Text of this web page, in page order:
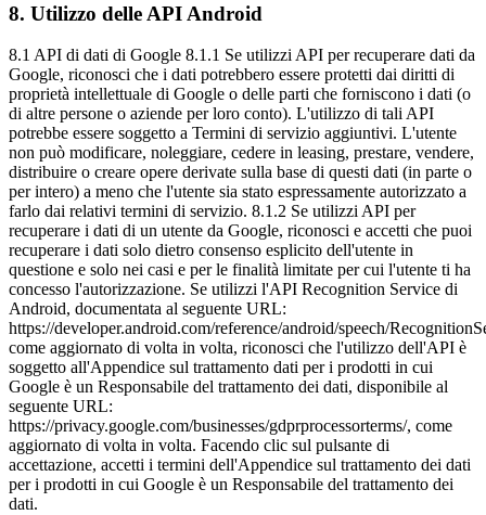
8. Utilizzo delle API Android
8.1 API di dati di Google 8.1.1 Se utilizzi API per recuperare dati da
Google, riconosci che i dati potrebbero essere protetti dai diritti di
proprietà intellettuale di Google o delle parti che forniscono i dati (o
di altre persone o aziende per loro conto). L'utilizzo di tali API
potrebbe essere soggetto a Termini di servizio aggiuntivi. L'utente
non può modificare, noleggiare, cedere in leasing, prestare, vendere,
distribuire o creare opere derivate sulla base di questi dati (in parte o
per intero) a meno che l'utente sia stato espressamente autorizzato a
farlo dai relativi termini di servizio. 8.1.2 Se utilizzi API per
recuperare i dati di un utente da Google, riconosci e accetti che puoi
recuperare i dati solo dietro consenso esplicito dell'utente in
questione e solo nei casi e per le finalità limitate per cui l'utente ti ha
concesso l'autorizzazione. Se utilizzi l'API Recognition Service di
Android, documentata al seguente URL:
https://developer.android.com/reference/android/speech/
come aggiornato di volta in volta, riconosci che l'utilizzo dell'API è
soggetto all'Appendice sul trattamento dati per i prodotti in cui
Google è un Responsabile del trattamento dei dati, disponibile al
seguente URL:
https://privacy.google.com/businesses/gdprprocessorterms/, come
aggiornato di volta in volta. Facendo clic sul pulsante di
accettazione, accetti i termini dell'Appendice sul trattamento dei dati
per i prodotti in cui Google è un Responsabile del trattamento dei
dati.